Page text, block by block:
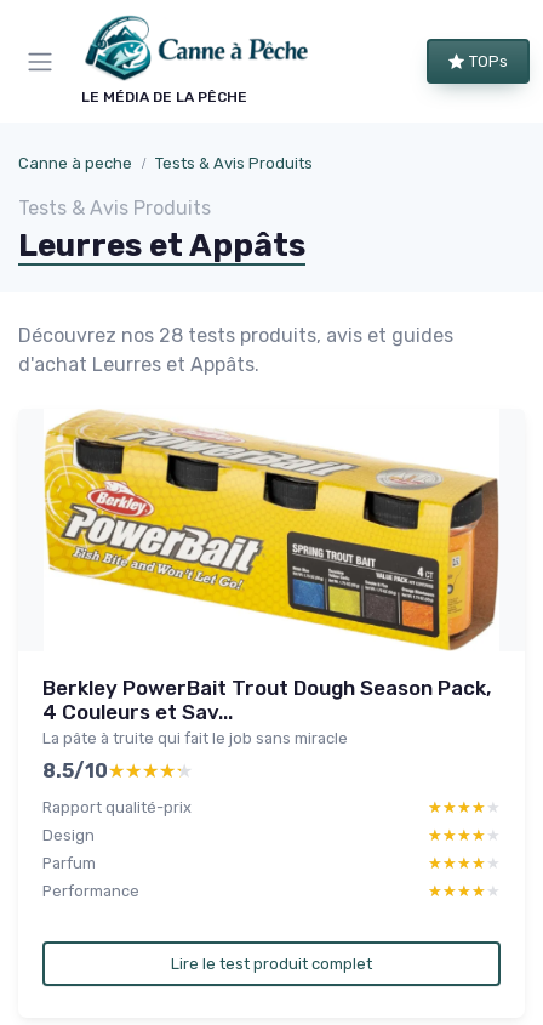
LE MÉDIA DE LA PÊCHE
TOPs
Canne à peche Tests & Avis Produits
Tests & Avis Produits
Leurres et Appâts
Découvrez nos 28 tests produits, avis et guides
d'achat Leurres et Appâts.
Berkley PowerBait Trout Dough Season Pack,
4 Couleurs et Sav...
La pâte à truite qui fait le job sans miracle
8.5/10★★★★★
★★★★★
Rapport qualité-prix ★★★★★
★★★★★
Design
★★★★★
★★★★★
Parfum
★★★★★
★★★★★
Performance
★★★★★
★★★★★
Lire le test produit complet
Panneau de gestion des cookies